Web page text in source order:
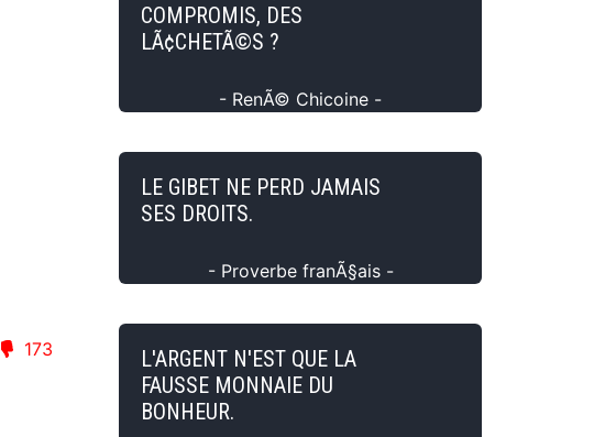
173
COMPROMIS, DES
LÃ¢CHETÃ©S ?
- RenÃ© Chicoine -
LE GIBET NE PERD JAMAIS
SES DROITS.
- Proverbe franÃ§ais -
L'ARGENT N'EST QUE LA
FAUSSE MONNAIE DU
BONHEUR.